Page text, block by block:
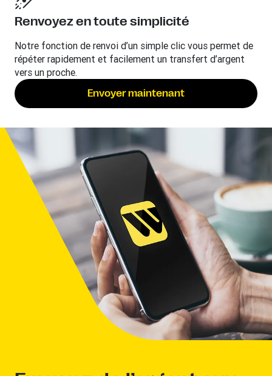
Renvoyez en toute simplicité
Notre fonction de renvoi d’un simple clic vous permet de
répéter rapidement et facilement un transfert d’argent
vers un proche.
Envoyer maintenant